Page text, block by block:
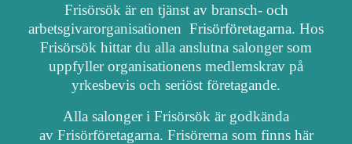
Frisörsök är en tjänst av bransch- och
arbetsgivarorganisationen Frisörföretagarna. Hos
Frisörsök hittar du alla anslutna salonger som
uppfyller organisationens medlemskrav på
yrkesbevis och seriöst företagande.
Alla salonger i Frisörsök är godkända
av Frisörföretagarna. Frisörerna som finns här